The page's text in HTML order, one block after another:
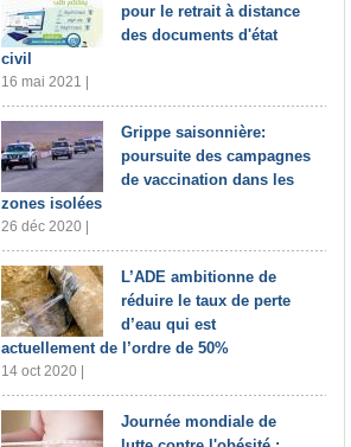
pour le retrait à distance
des documents d'état
civil
16 mai 2021 |
Grippe saisonnière:
poursuite des campagnes
de vaccination dans les
zones isolées
26 déc 2020 |
L’ADE ambitionne de
réduire le taux de perte
d’eau qui est
actuellement de l’ordre de 50%
14 oct 2020 |
Journée mondiale de